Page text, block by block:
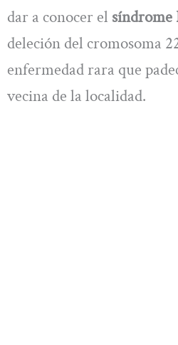
dar a conocer el
deleción del cromosoma
enfermedad rara que
vecina de la localidad.